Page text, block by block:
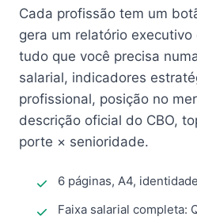
Cada profissão tem um
gera um relatório
tudo que você precisa
salarial, indicadores
profissional, posição no
descrição oficial do CBO,
porte × senioridade.
6 páginas, A4,
Faixa salarial completa: